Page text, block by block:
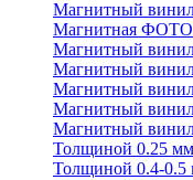
Магнитный
Магнитная ФОТО
Магнитный
Магнитный
Магнитный винил
Магнитный
Магнитный
Толщиной 0.25 мм
Толщиной 0.4-0.5